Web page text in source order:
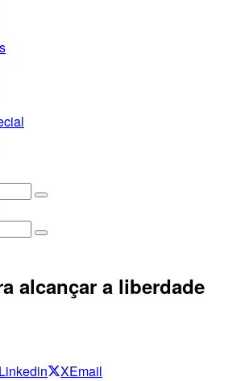
alcançar a liberdade
Linkedin XEmail